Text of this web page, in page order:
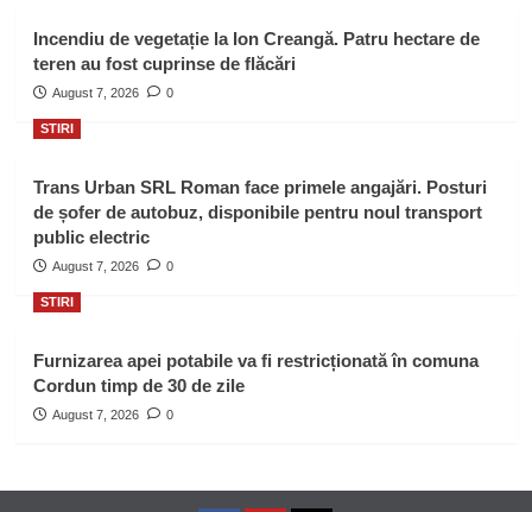
Incendiu de vegetație la Ion Creangă. Patru hectare de
teren au fost cuprinse de flăcări
August 7, 2026 0
STIRI
Trans Urban SRL Roman face primele angajări. Posturi
de șofer de autobuz, disponibile pentru noul transport
public electric
August 7, 2026 0
STIRI
Furnizarea apei potabile va fi restricționată în comuna
Cordun timp de 30 de zile
August 7, 2026 0